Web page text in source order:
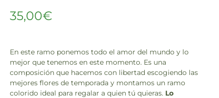
35,00€
En este ramo ponemos todo el amor del mundo y lo
mejor que tenemos en este momento. Es una
composición que hacemos con libertad escogiendo las
mejores flores de temporada y montamos un ramo
colorido ideal para regalar a quien tú quieras. Lo